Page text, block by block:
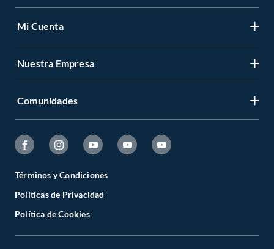
Mi Cuenta
Nuestra Empresa
Comunidades
Términos y Condiciones
Políticas de Privacidad
Política de Cookies